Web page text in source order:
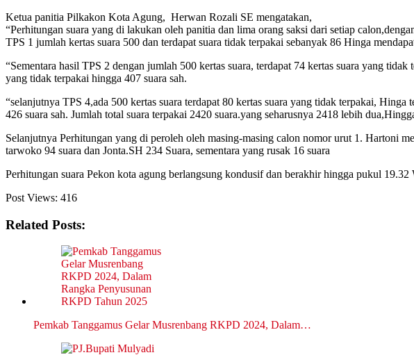
Ketua panitia Pilkakon Kota Agung, Herwan Rozali SE mengatakan,
“Perhitungan suara yang di lakukan oleh panitia dan lima orang saksi dari setiap
TPS 1 jumlah kertas suara 500 dan terdapat suara tidak terpakai sebanyak 86 Hinga
“Sementara hasil TPS 2 dengan jumlah 500 kertas suara, terdapat 74 kertas suara yang
yang tidak terpakai hingga 407 suara sah.
“selanjutnya TPS 4,ada 500 kertas suara terdapat 80 kertas suara yang tidak terpakai,
426 suara sah. Jumlah total suara terpakai 2420 suara.yang seharusnya 2418 lebih
Selanjutnya Perhitungan yang di peroleh oleh masing-masing calon nomor urut 1. Hartoni
tarwoko 94 suara dan Jonta.SH 234 Suara, sementara yang rusak 16 suara
Perhitungan suara Pekon kota agung berlangsung kondusif dan berakhir hingga pukul
Post Views: 416
Related Posts:
Pemkab Tanggamus Gelar Musrenbang RKPD 2024, Dalam…